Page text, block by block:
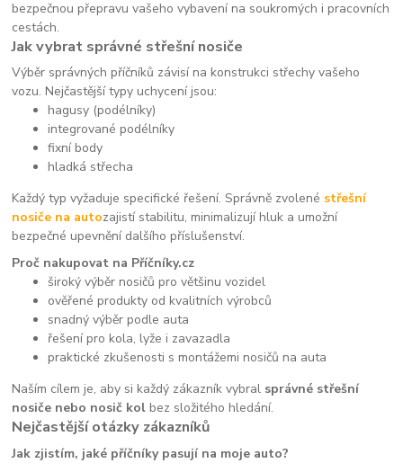
bezpečnou přepravu vašeho vybavení na soukromých i pracovních
cestách.
Jak vybrat správné střešní nosiče
Výběr správných příčníků závisí na konstrukci střechy vašeho
vozu. Nejčastější typy uchycení jsou:
hagusy (podélníky)
integrované podélníky
fixní body
hladká střecha
Každý typ vyžaduje specifické řešení. Správně zvolené střešní
nosiče na autozajistí stabilitu, minimalizují hluk a umožní
bezpečné upevnění dalšího příslušenství.
Proč nakupovat na Příčníky.cz
široký výběr nosičů pro většinu vozidel
ověřené produkty od kvalitních výrobců
snadný výběr podle auta
řešení pro kola, lyže i zavazadla
praktické zkušenosti s montážemi nosičů na auta
Naším cílem je, aby si každý zákazník vybral správné střešní
nosiče nebo nosič kol bez složitého hledání.
Nejčastější otázky zákazníků
Jak zjistím, jaké příčníky pasují na moje auto?